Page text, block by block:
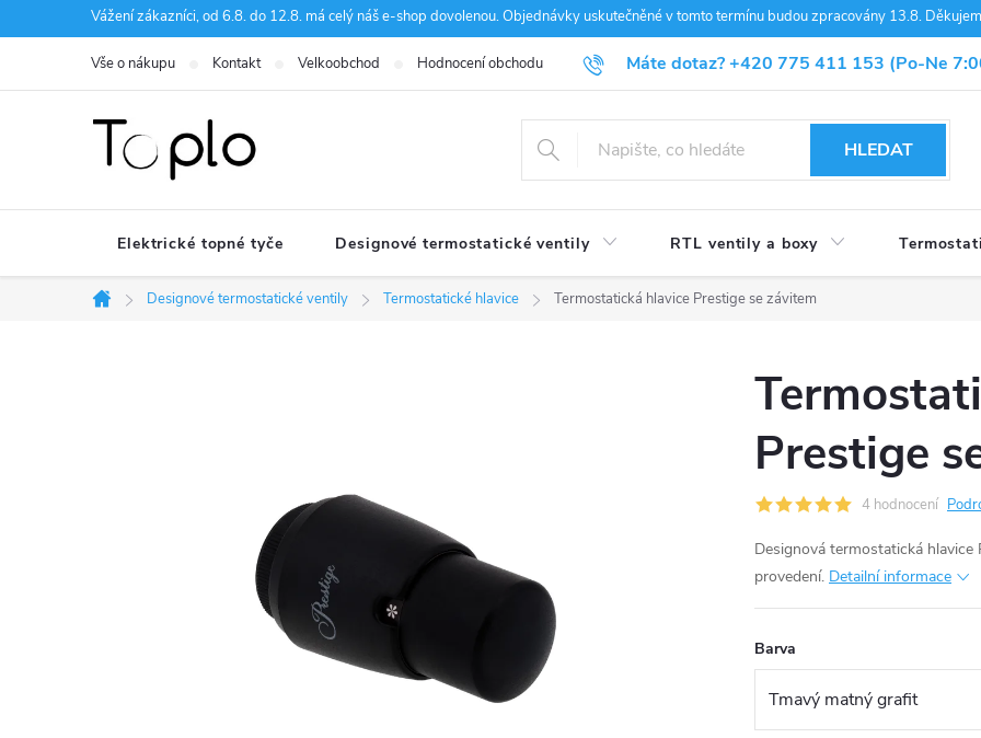
na
Vážení zákazníci, od 6.8. do 12.8. má celý náš e-shop dovolenou. Objednávky uskutečněné v tomto termínu budou zpracovány 13.8.
Máte dotaz?+420 775 411 153 (Po-Ne
Vše o nákupu Kontakt Velkoobchod Hodnocení obchodu Blog
HLEDAT
Elektrické topné tyče Designové termostatické ventily RTL ventily a boxy
Domů
Designové termostatické ventily Termostatické hlavice Termostatická hlavice Prestige se závitem
Prestige
4 hodnocení
Designová termostatická
provedení. Detailní informace
Barva